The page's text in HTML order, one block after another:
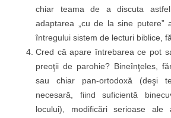
chiar teama de a discuta
adaptarea „cu de la sine putere”
întregului sistem de lecturi biblice,
Cred că apare întrebarea ce pot
preoţii de parohie? Bineînţeles,
sau chiar pan-ortodoxă (deşi
necesară, fiind suficientă
locului), modificări serioase ale